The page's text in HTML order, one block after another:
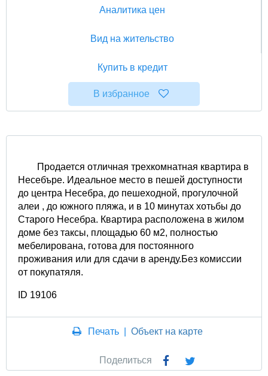
Аналитика цен
Вид на жительство
Купить в кредит
В избранное
Продается отличная трехкомнатная квартира в
Несебъре. Идеальное место в пешей доступности
до центра Несебра, до пешеходной, прогулочной
алеи , до южного пляжа, и в 10 минутах хотьбы до
Старого Несебра. Квартира расположена в жилом
доме без таксы, площадью 60 м2, полностью
мебелирована, готова для постоянного
проживания или для сдачи в аренду.Без комиссии
от покупатяля.
ID 19106
Печать |Объект на карте
Поделиться